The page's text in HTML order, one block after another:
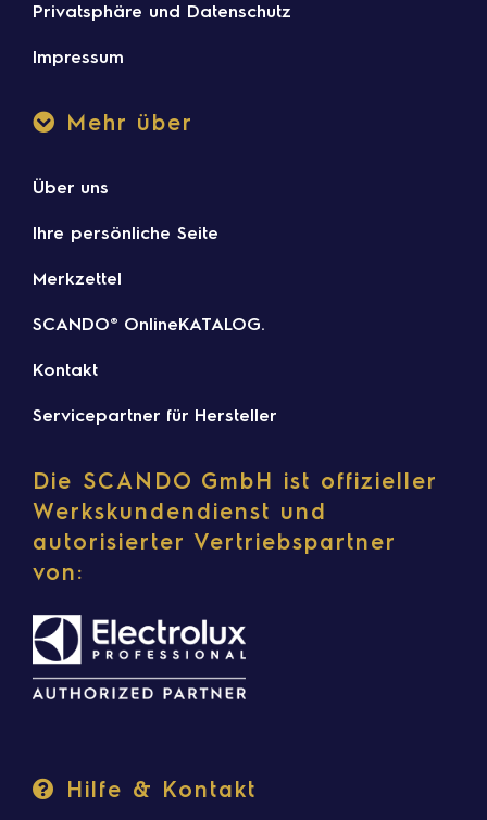
Privatsphäre und Datenschutz
Impressum
Mehr über
Über uns
Ihre persönliche Seite
Merkzettel
SCANDO® OnlineKATALOG.
Kontakt
Servicepartner für Hersteller
Die SCANDO GmbH ist offizieller
Werkskundendienst und
autorisierter Vertriebspartner
von:
Hilfe & Kontakt